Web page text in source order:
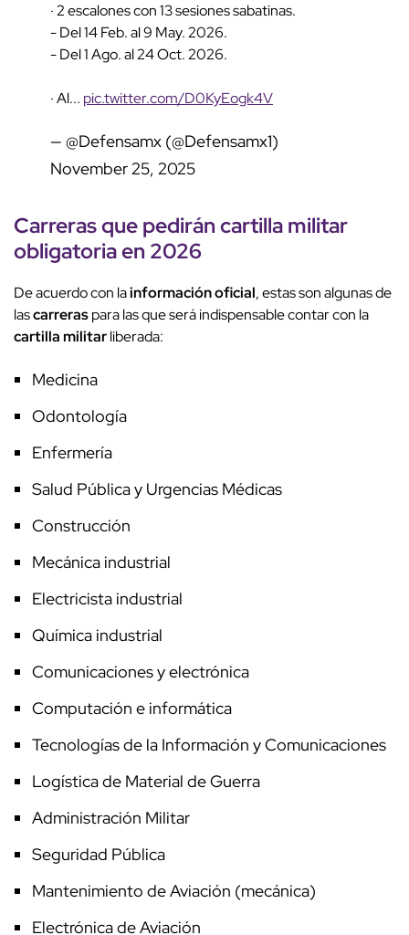
· 2 escalones con 13 sesiones sabatinas.
- Del 14 Feb. al 9 May. 2026.
- Del 1 Ago. al 24 Oct. 2026.
· Al... pic.twitter.com/D0KyEogk4V
— @Defensamx (@Defensamx1)
November 25, 2025
Carreras que pediráncartilla militar
obligatoriaen 2026
De acuerdo con lainformación oficial, estas son algunas de
lascarreraspara las que será indispensable contar con la
cartilla militarliberada:
Medicina
Odontología
Enfermería
Salud Pública y Urgencias Médicas
Construcción
Mecánica industrial
Electricista industrial
Química industrial
Comunicaciones y electrónica
Computación e informática
Tecnologías de la Información y Comunicaciones
Logística de Material de Guerra
Administración Militar
Seguridad Pública
Mantenimiento de Aviación (mecánica)
Electrónica de Aviación